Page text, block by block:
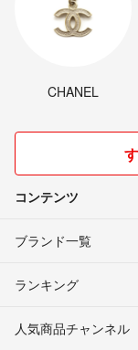
CHANEL
コンテンツ
ブランド一覧
ランキング
人気商品チャンネル